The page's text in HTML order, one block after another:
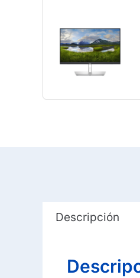
Descripción